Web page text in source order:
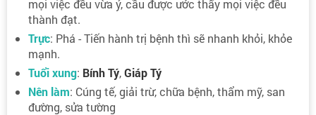
mọi việc đều vừa ý, cầu được ước thấy mọi việc đều
thành đạt.
Trực: Phá - Tiến hành trị bệnh thì sẽ nhanh khỏi, khỏe
mạnh.
Tuổi xung: Bính Tý,Giáp Tý
Nên làm: Cúng tế, giải trừ, chữa bệnh, thẩm mỹ, san
đường, sửa tường